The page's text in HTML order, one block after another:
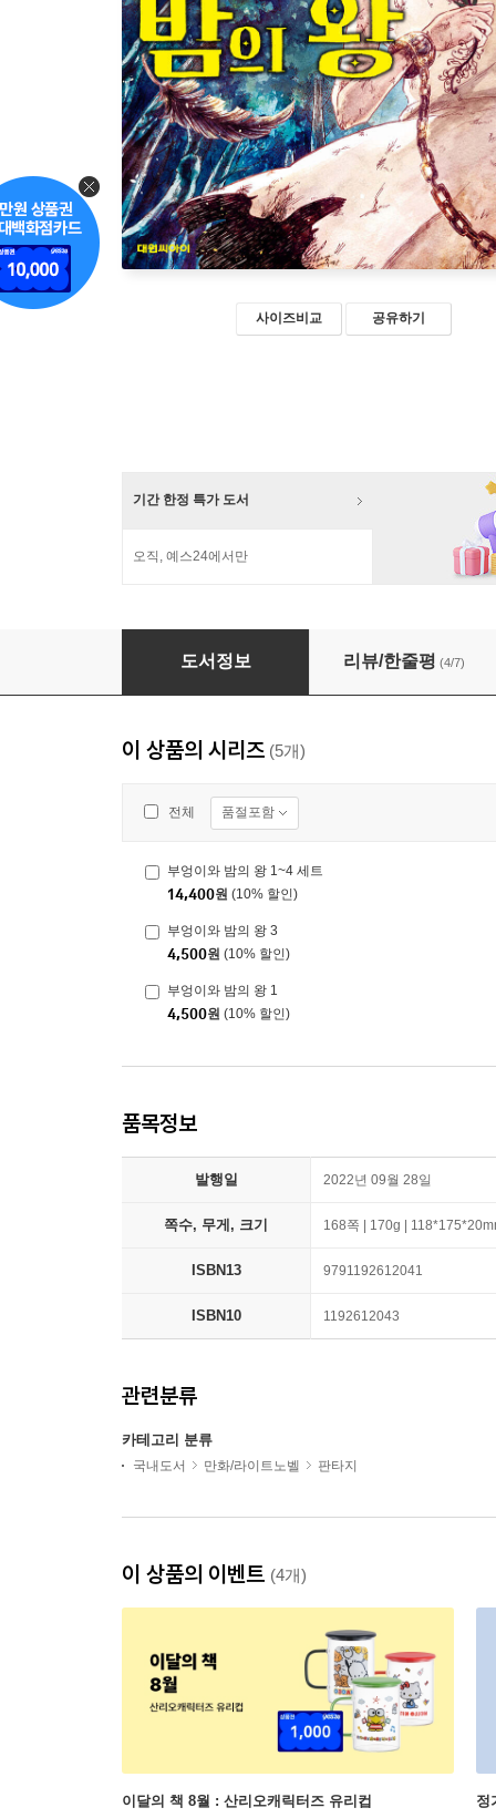
사이즈비교 공유하기
기간 한정 특가 도서
오직, 예스24에서만
부엉이와 밤의 왕 1
도서정보 리뷰/한줄평 (4/7)
이 상품의 시리즈 (5개)
전체 품절포함
부엉이와 밤의 왕 1~4 세트
14,400원 (10% 할인)
부엉이와 밤의 왕 3
4,500원 (10% 할인)
부엉이와 밤의 왕 1
4,500원 (10% 할인)
품목정보
발행일 2022년 09월 28일
쪽수, 무게, 크기 168쪽 | 170g |
ISBN13 9791192612041
ISBN10 1192612043
관련분류
카테고리 분류
국내도서 만화/라이트노벨 판타지
이 상품의 이벤트 (4개)
이달의 책 8월 : 산리오캐릭터즈 유리컵 정